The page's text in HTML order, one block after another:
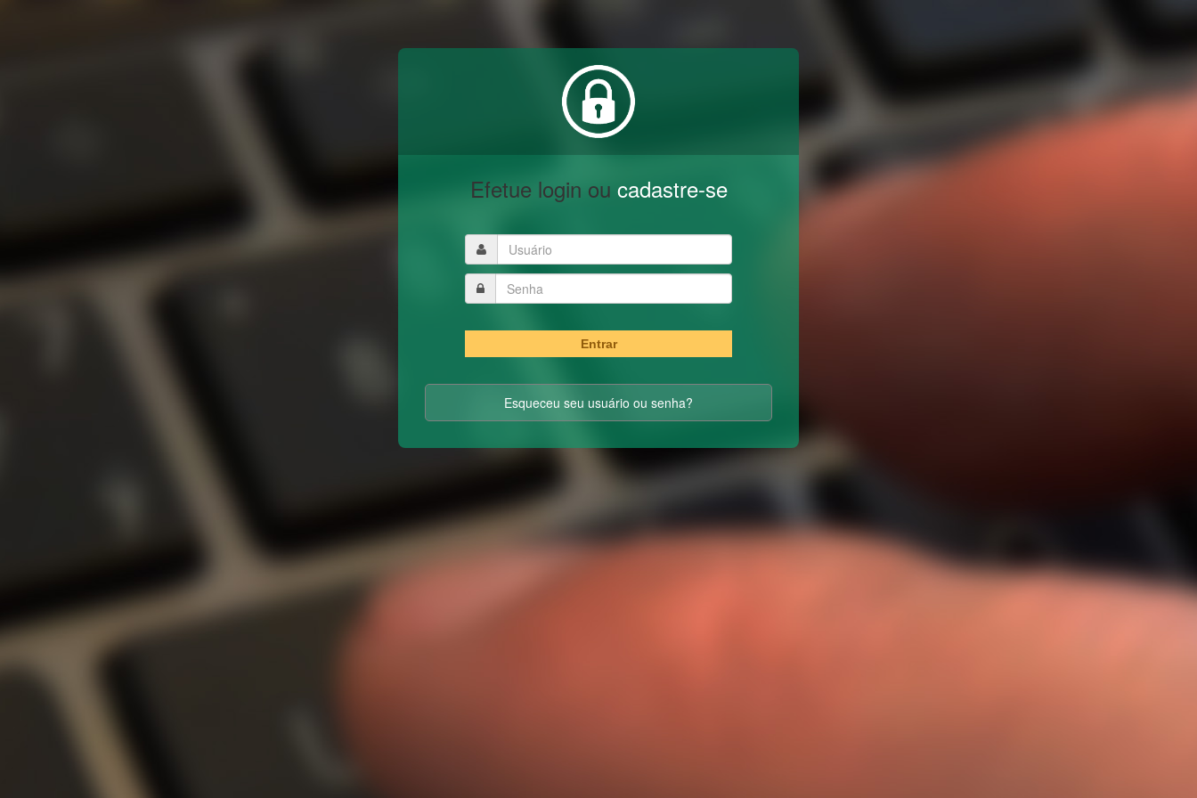
Efetue login ou cadastre-se
Entrar
Esqueceu seu usuário ou senha?